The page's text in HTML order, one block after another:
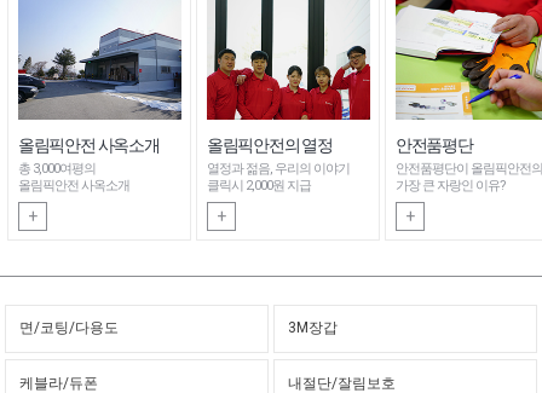
올림픽안전 사옥소개
총 3,000여평의
올림픽안전 사옥소개
+
올림픽안전의 열정
열정과 젊음, 우리의 이야기
클릭시 2,000원 지급
+
안전품평단
안전품평단이 올림픽안전의
가장 큰 자랑인 이유?
+
면/코팅/다용도 3M장갑
케블라/듀폰 내절단/잘림보호